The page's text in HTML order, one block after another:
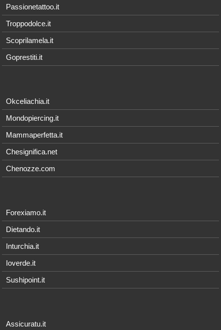
Passionetattoo.it
Troppodolce.it
Scoprilamela.it
Goprestiti.it
Okceliachia.it
Mondopiercing.it
Mammaperfetta.it
Chesignifica.net
Chenozze.com
Forexiamo.it
Dietando.it
Inturchia.it
Ioverde.it
Sushipoint.it
Assicuratu.it